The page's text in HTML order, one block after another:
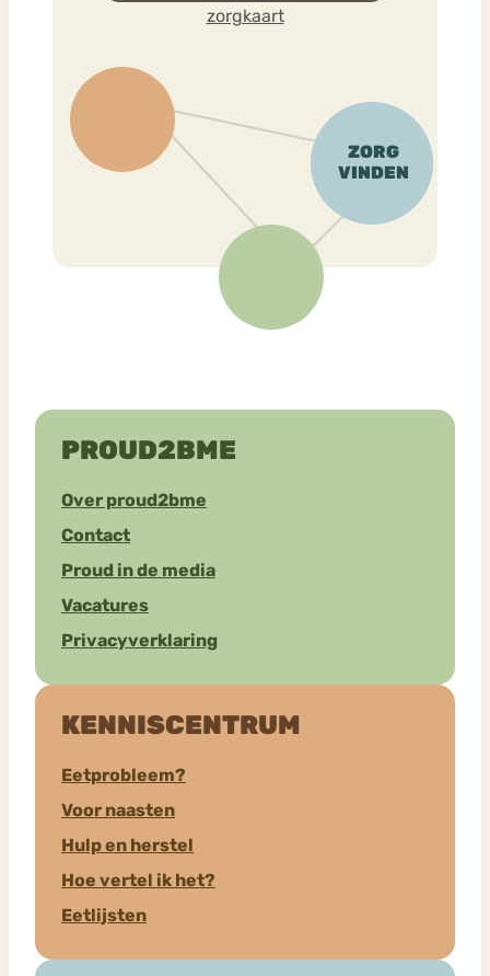
zorgkaart
PROUD2BME
Over proud2bme
Contact
Proud in de media
Vacatures
Privacyverklaring
KENNISCENTRUM
Eetprobleem?
Voor naasten
Hulp en herstel
Hoe vertel ik het?
Eetlijsten